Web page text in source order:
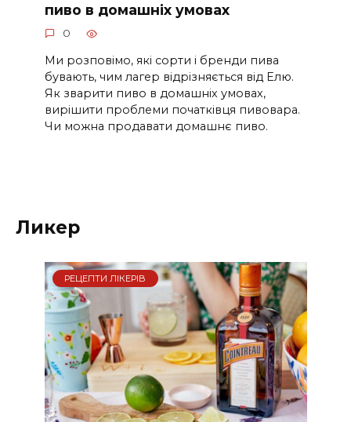
пиво в домашніх умовах
0
Ми розповімо, які сорти і бренди пива
бувають, чим лагер відрізняється від Елю.
Як зварити пиво в домашніх умовах,
вирішити проблеми початківця пивовара.
Чи можна продавати домашнє пиво.
Ликер
РЕЦЕПТИ ЛІКЕРІВ